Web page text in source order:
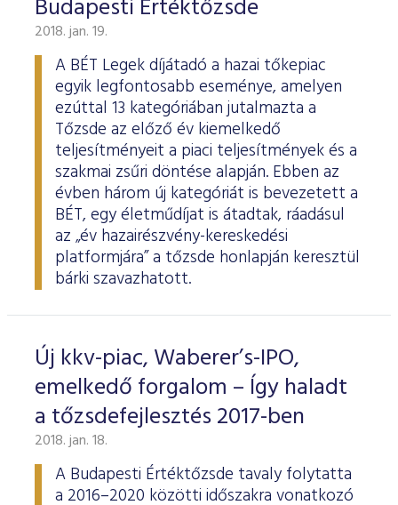
Budapesti Értéktőzsde
2018. jan. 19.
A BÉT Legek díjátadó a hazai tőkepiac
egyik legfontosabb eseménye, amelyen
ezúttal 13 kategóriában jutalmazta a
Tőzsde az előző év kiemelkedő
teljesítményeit a piaci teljesítmények és a
szakmai zsűri döntése alapján. Ebben az
évben három új kategóriát is bevezetett a
BÉT, egy életműdíjat is átadtak, ráadásul
az „év hazairészvény-kereskedési
platformjára” a tőzsde honlapján keresztül
bárki szavazhatott.
Új kkv-piac, Waberer’s-IPO,
emelkedő forgalom – Így haladt
a tőzsdefejlesztés 2017-ben
2018. jan. 18.
A Budapesti Értéktőzsde tavaly folytatta
a 2016–2020 közötti időszakra vonatkozó